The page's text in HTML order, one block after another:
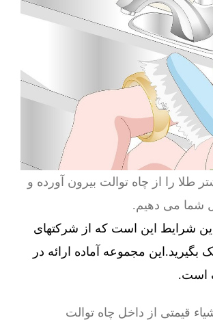
طلا را از چاه توالت بیرون آورده و
شما می دهیم.
این شرایط این است که از شرکتهای
بگیرید.این مجموعه آماده ارائه در
است.
قیمتی از داخل چاه توالت